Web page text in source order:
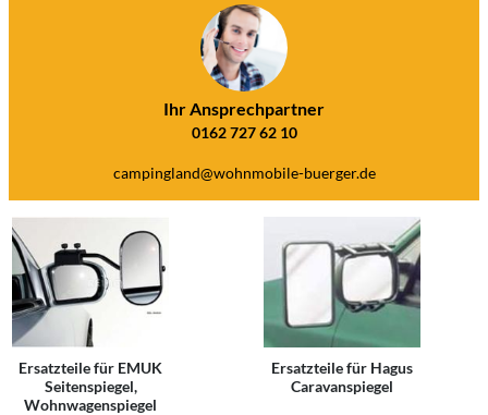
Ihr Ansprechpartner
0162 727 62 10
campingland@wohnmobile-buerger.de
Ersatzteile für EMUK
Seitenspiegel,
Wohnwagenspiegel
Ersatzteile für Hagus
Caravanspiegel